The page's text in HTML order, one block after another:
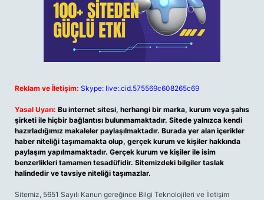
Reklam ve İletişim: Skype: live:.cid.575569c608265c69
Yasal Uyarı: Bu internet sitesi, herhangi bir marka, kurum veya şahıs
şirketi ile hiçbir bağlantısı bulunmamaktadır. Sitede yalnızca kendi
hazırladığımız makaleler paylaşılmaktadır. Burada yer alan içerikler
haber niteliği taşımamakta olup, gerçek kurum ve kişiler hakkında
paylaşım yapılmamaktadır. Gerçek kurum ve kişiler ile isim
benzerlikleri tamamen tesadüfidir. Sitemizdeki bilgiler taslak
halindedir ve tavsiye niteliği taşımazlar.
Sitemiz, 5651 Sayılı Kanun gereğince Bilgi Teknolojileri ve İletişim